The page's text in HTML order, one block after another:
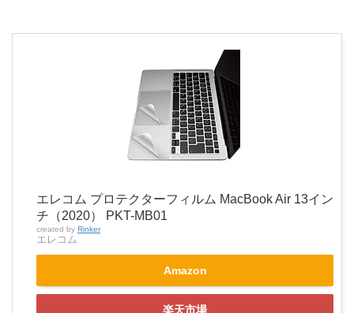
エレコム プロテクターフィルム MacBook Air 13イン
チ（2020） PKT-MB01
created by Rinker
エレコム
Amazon
楽天市場